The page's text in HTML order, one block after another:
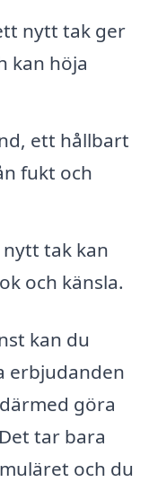
nytt tak ger
kan höja
ett hållbart
fukt och
tak kan
och känsla.
kan du
erbjudanden
göra
tar bara
och du